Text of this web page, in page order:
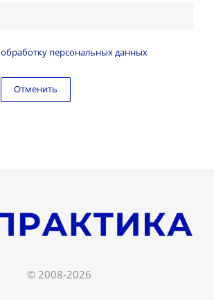
обработку персональных данных
Отменить
© 2008-2026